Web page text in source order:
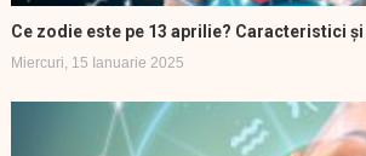
Ce zodie este pe 13 aprilie? Caracteristici
Miercuri, 15 Ianuarie 2025